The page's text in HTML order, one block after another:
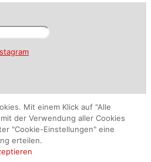
Mit einem Klick auf "Alle
der Verwendung aller Cookies
"Cookie-Einstellungen" eine
erteilen.